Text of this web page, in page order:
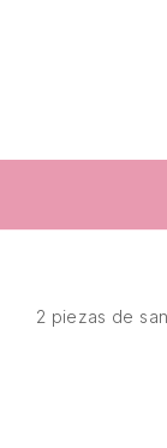
2 piezas de